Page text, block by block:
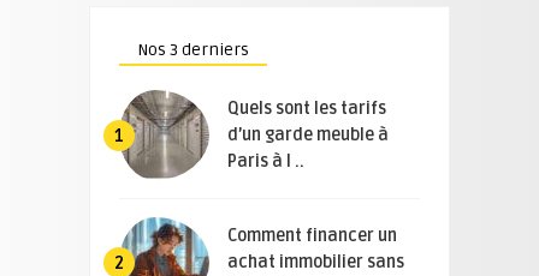
Nos 3 derniers
1
Quels sont les tarifs
d’un garde meuble à
Paris à l ..
2
Comment financer un
achat immobilier sans